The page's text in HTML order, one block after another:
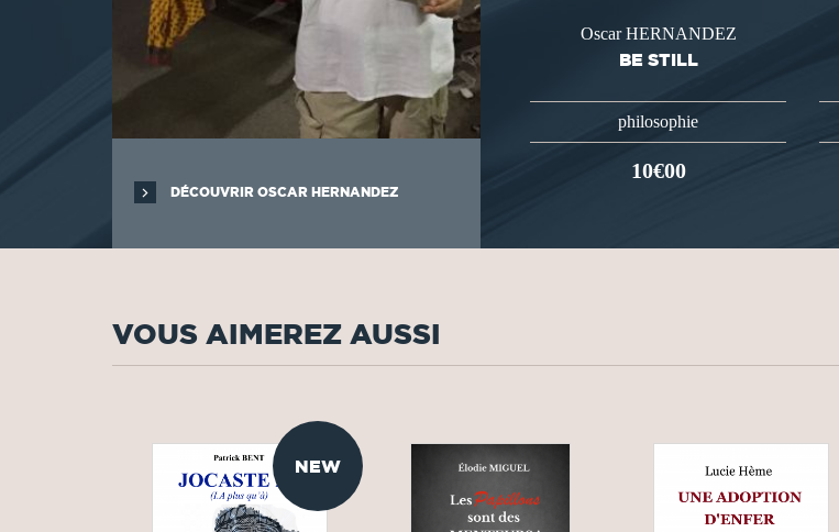
DÉCOUVRIR OSCAR HERNANDEZ
Oscar HERNANDEZ
BE STILL
philosophie
10€00
VOUS AIMEREZ AUSSI
NEW